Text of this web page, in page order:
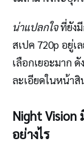
น่าแปลกใจที่ยังมี
สเปค 720p อยู่เ
เลือกเยอะมาก
ละเอียดในหน้า
Night
อย่างไร